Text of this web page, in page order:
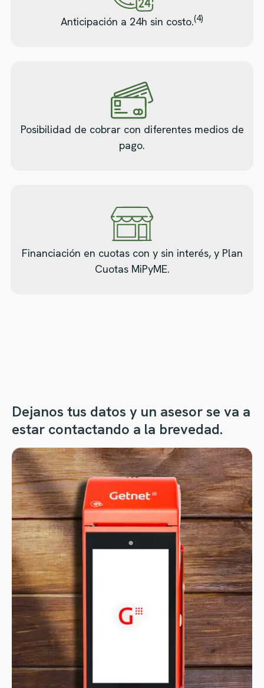
Anticipación a 24h sin costo.(4)
Posibilidad de cobrar con diferentes medios de
pago.
Financiación en cuotas con y sin interés, y Plan
Cuotas MiPyME.
Dejanos tus datos y un asesor se va a
estar contactando a la brevedad.